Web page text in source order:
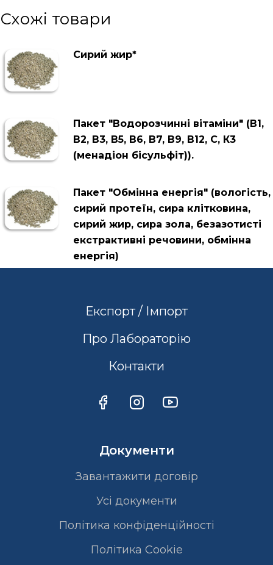
Схожі товари
Сирий жир*
Пакет "Водорозчинні вітаміни" (В1,
В2, В3, В5, В6, В7, В9, В12, С, К3
(менадіон бісульфіт)).
Пакет "Обмінна енергія" (вологість,
сирий протеїн, сира клітковина,
сирий жир, сира зола, безазотисті
екстрактивні речовини, обмінна
енергія)
Експорт / Імпорт
Про Лабораторію
Контакти
Документи
Завантажити договір
Усі документи
Політика конфіденційності
Полiтика Cookie